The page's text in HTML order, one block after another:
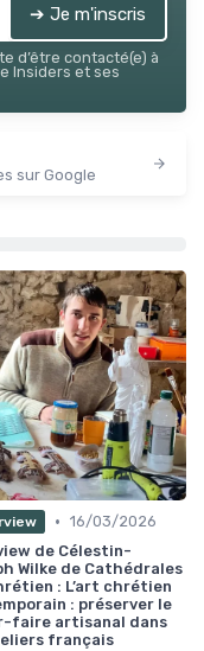
➔ Je m'inscris
d’être contacté(e) à
Insiders et ses
sur Google
• 16/03/2026
de Célestin-
Wilke de Cathédrales
: L’art chrétien
: préserver le
faire artisanal dans
français